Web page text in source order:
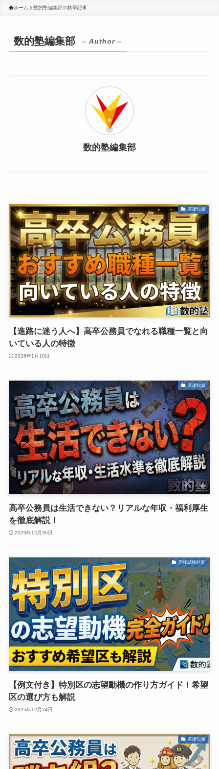
ホーム 数的塾編集部の執筆記事
数的塾編集部 – Author –
数的塾編集部
基礎知識
【進路に迷う人へ】高卒公務員でなれる職種一覧と向
いている人の特徴
2026年1月10日
基礎知識
高卒公務員は生活できない？リアルな年収・福利厚生
を徹底解説！
2025年12月30日
面接試験対策
【例文付き】特別区の志望動機の作り方ガイド！希望
区の選び方も解説
2025年12月24日
基礎知識